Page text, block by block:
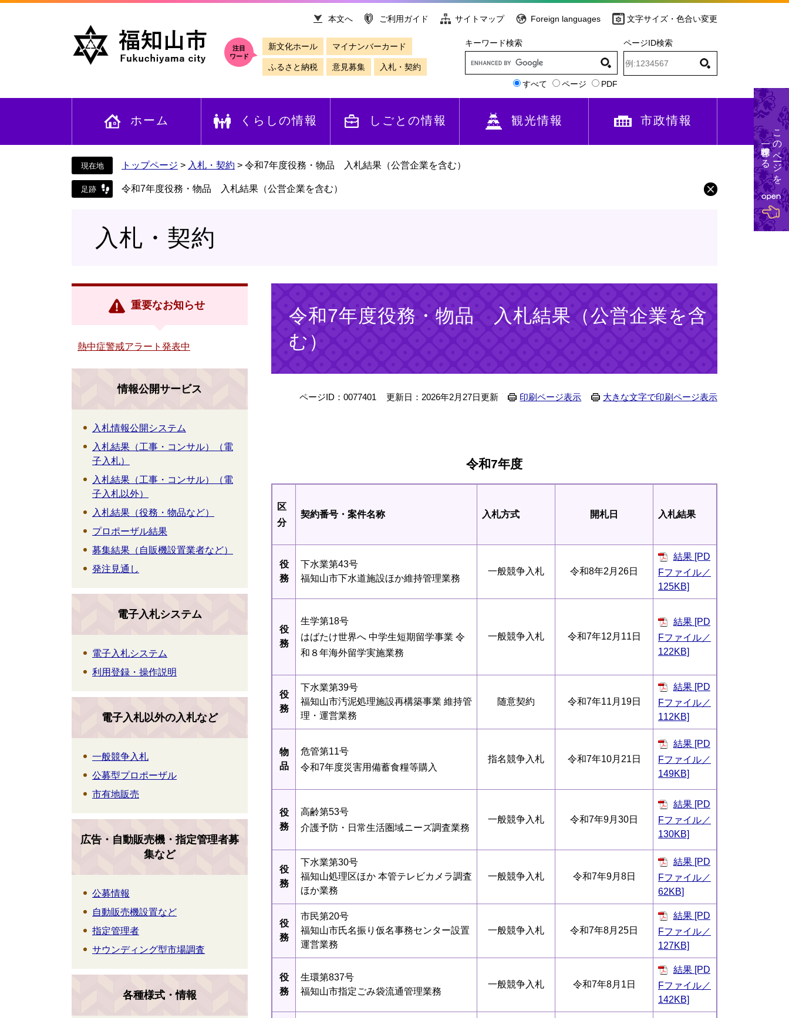
文
本文へ ご利用ガイド サイトマップ Foreign languages 文字サイズ・色合い変更
注目
ワード
新文化ホール マイナンバーカード
ふるさと納税 意見募集 入札・契約
キーワード検索
すべて ページ PDF
ページID検索
ホーム くらしの情報 しごとの情報 観光情報 市政情報
トップページ > 入札・契約 > 令和7年度役務・物品 入札結果（公営企業を含む）
令和7年度役務・物品 入札結果（公営企業を含む）
入札・契約
令和7年度役務・物品 入札結果（公営企業を含
む）
ページID：0077401 更新日：2026年2月27日更新 印刷ページ表示 大きな文字で印刷ページ表示
令和7年度
区
分
契約番号・案件名称 入札方式 開札日 入札結果
役
務
下水業第43号
福知山市下水道施設ほか維持管理業務
一般競争入札 令和8年2月26日
結果 [PD
Fファイル／
125KB]
役
務
生学第18号
はばたけ世界へ 中学生短期留学事業 令
和８年海外留学実施業務
一般競争入札 令和7年12月11日
結果 [PD
Fファイル／
122KB]
役
務
下水業第39号
福知山市汚泥処理施設再構築事業 維持管
理・運営業務
随意契約 令和7年11月19日
結果 [PD
Fファイル／
112KB]
物
品
危管第11号
令和7年度災害用備蓄食糧等購入
指名競争入札 令和7年10月21日
結果 [PD
Fファイル／
149KB]
役
務
高齢第53号
介護予防・日常生活圏域ニーズ調査業務
一般競争入札 令和7年9月30日
結果 [PD
Fファイル／
130KB]
役
務
下水業第30号
福知山処理区ほか 本管テレビカメラ調査
ほか業務
一般競争入札 令和7年9月8日
結果 [PD
Fファイル／
62KB]
役
務
市民第20号
福知山市氏名振り仮名事務センター設置
運営業務
一般競争入札 令和7年8月25日
結果 [PD
Fファイル／
127KB]
役
務
生環第837号
福知山市指定ごみ袋流通管理業務
一般競争入札 令和7年8月1日
結果 [PD
Fファイル／
142KB]
重要なお知らせ
熱中症警戒アラート発表中
情報公開サービス
入札情報公開システム
入札結果（工事・コンサル）（電
子入札）
入札結果（工事・コンサル）（電
子入札以外）
入札結果（役務・物品など）
プロポーザル結果
募集結果（自販機設置業者など）
発注見通し
電子入札システム
電子入札システム
利用登録・操作説明
電子入札以外の入札など
一般競争入札
公募型プロポーザル
市有地販売
広告・自動販売機・指定管理者募
集など
公募情報
自動販売機設置など
指定管理者
サウンディング型市場調査
各種様式・情報
このページを
一時保存する